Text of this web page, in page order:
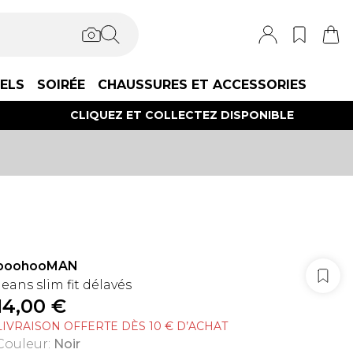
SOIRÉE CHAUSSURES ET ACCESSORIES
CLIQUEZ ET COLLECTEZ DISPONIBLE
slim fit délavés
€
OFFERTE DÈS 10 € D’ACHAT
: Noir